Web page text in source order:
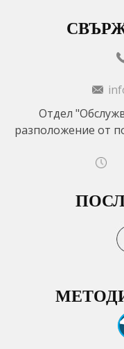
Отдел
разположение от